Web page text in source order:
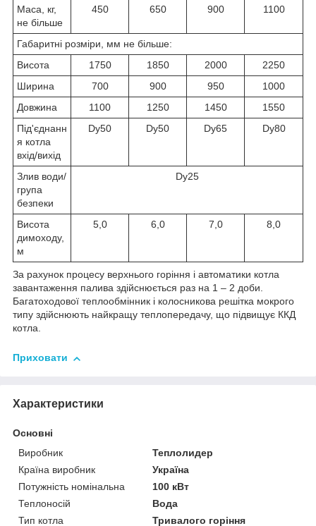
Маса, кг,
не більше
450 650 900 1100
Габаритні розміри, мм не більше:
Висота
1750 1850 2000
2250
Ширина
700 900 950
1000
Довжина
1100 1250 1450
1550
Під'єднанн
я котла
вхід/вихід
Dy50 Dy50 Dy65 Dy80
Злив води/
група
безпеки
Dy25
Висота
димоходу,
м
5,0 6,0 7,0 8,0
За рахунок процесу верхнього горіння і автоматики котла
завантаження палива здійснюється раз на 1 – 2 доби.
Багатоходової теплообмінник і колосникова решітка мокрого
типу здійснюють найкращу теплопередачу, що підвищує ККД
котла.
Приховати
Характеристики
Основні
Виробник
Теплолидер
Країна виробник
Україна
Потужність номінальна
100 кВт
Теплоносій
Вода
Тип котла
Тривалого горіння